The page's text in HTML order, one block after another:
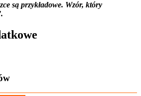
są przykładowe. Wzór, który